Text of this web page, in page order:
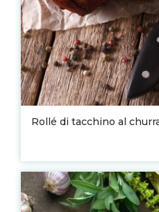
Rollé di tacchino al